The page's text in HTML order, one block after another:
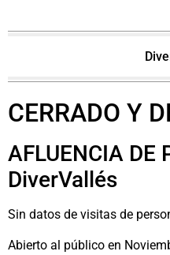
CERRADO Y
AFLUENCIA DE
DiverVallés
Sin datos de visitas de
Abierto al público en